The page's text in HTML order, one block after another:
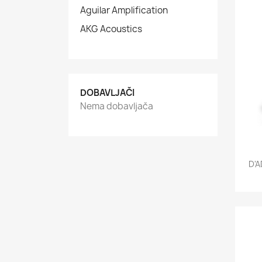
Aguilar Amplification
AKG Acoustics
DOBAVLJAČI
Nema dobavljača